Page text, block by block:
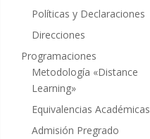
Políticas y Declaraciones
Direcciones
Programaciones
Metodología «Distance
Learning»
Equivalencias Académicas
Admisión Pregrado